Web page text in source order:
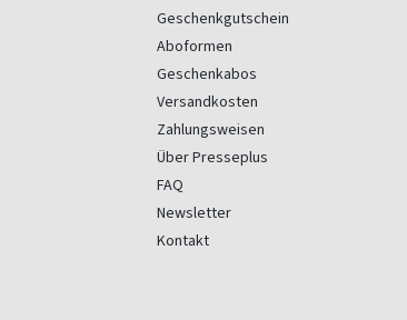
Geschenkgutschein
Aboformen
Geschenkabos
Versandkosten
Zahlungsweisen
Über Presseplus
FAQ
Newsletter
Kontakt